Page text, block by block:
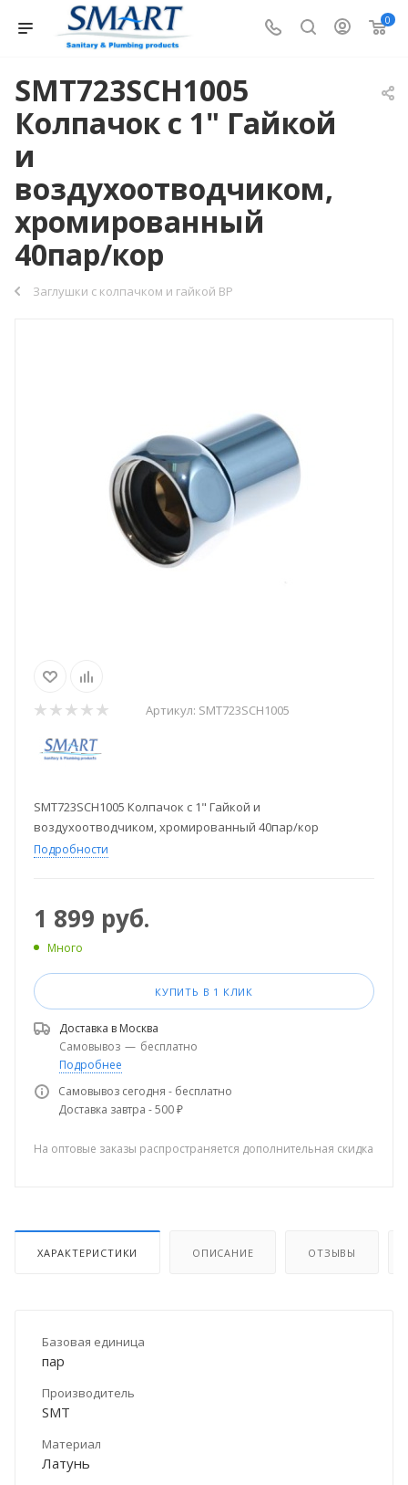
0
SMT723SCH1005
Колпачок с 1" Гайкой
и
воздухоотводчиком,
хромированный
40пар/кор
Заглушки с колпачком и гайкой ВР
Артикул: SMT723SCH1005
SMT723SCH1005 Колпачок с 1" Гайкой и
воздухоотводчиком, хромированный 40пар/кор
Подробности
1 899 руб.
Много
КУПИТЬ В 1 КЛИК
Доставка в Москва
Самовывоз — бесплатно
Подробнее
Самовывоз сегодня - бесплатно
Доставка завтра - 500 ₽
На оптовые заказы распространяется дополнительная скидка
ХАРАКТЕРИСТИКИ ОПИСАНИЕ ОТЗЫВЫ
Базовая единица
пар
Производитель
SMT
Материал
Латунь